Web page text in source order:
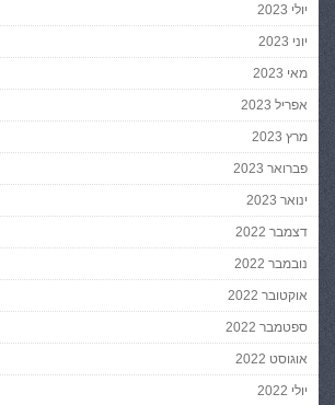
יולי 2023
יוני 2023
מאי 2023
אפריל 2023
מרץ 2023
פברואר 2023
ינואר 2023
דצמבר 2022
נובמבר 2022
אוקטובר 2022
ספטמבר 2022
אוגוסט 2022
יולי 2022